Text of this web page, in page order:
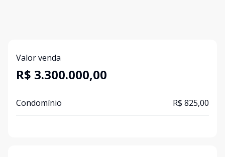
Valor venda
R$ 3.300.000,00
Condomínio R$ 825,00